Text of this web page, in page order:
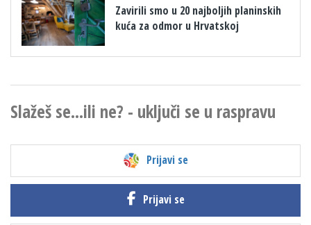
Zavirili smo u 20 najboljih planinskih
kuća za odmor u Hrvatskoj
Slažeš se...ili ne? - uključi se u raspravu
Prijavi se
Prijavi se